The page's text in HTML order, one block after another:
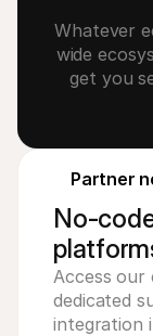
Whatever
wide
get you
Partner
No-
Access our
dedicated
integration